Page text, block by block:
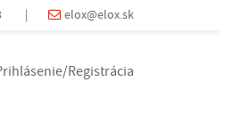
| elox@elox.sk
Registrácia